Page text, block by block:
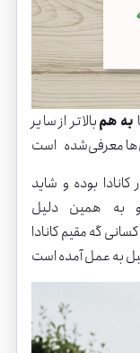
به ‌همبالاتر از سایر
بوده و شاید
به همین دلیل
گه مقیم کانادا